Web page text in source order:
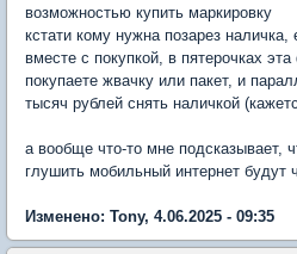
возможностью купить маркировку
кстати кому нужна позарез
вместе с покупкой, в пятерочках
покупаете жвачку или пакет, и
тысяч рублей снять наличкой
а вообще что-то мне подсказывает,
глушить мобильный интернет будут
Изменено: Tony, 4.06.2025 - 09:35